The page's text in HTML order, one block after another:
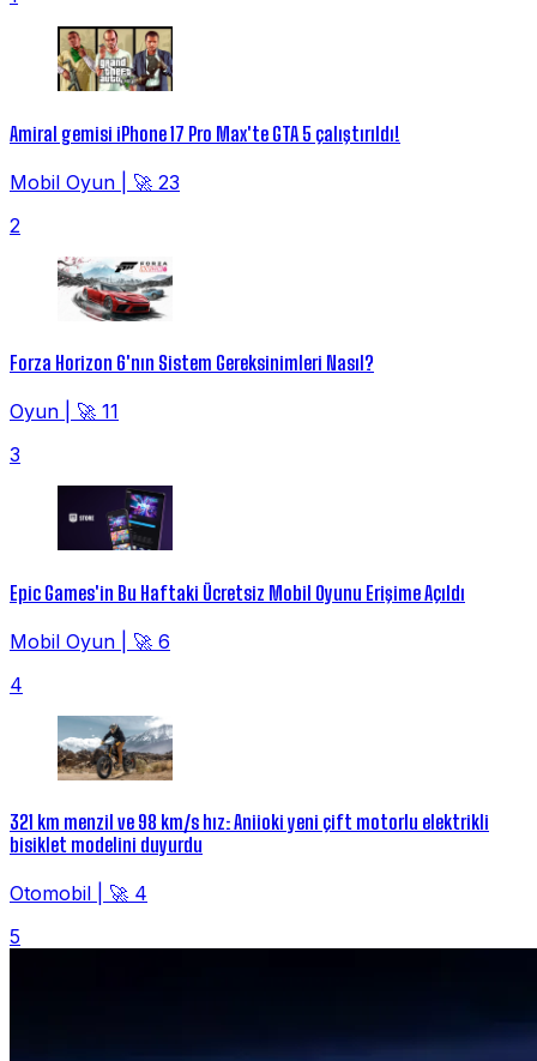
Amiral gemisi iPhone 17 Pro Max'te GTA 5 çalıştırıldı!
Mobil Oyun
🚀 23
2
Forza Horizon 6'nın Sistem Gereksinimleri Nasıl?
Oyun
🚀 11
3
Epic Games'in Bu Haftaki Ücretsiz Mobil Oyunu Erişime Açıldı
Mobil Oyun
🚀 6
4
321 km menzil ve 98 km/s hız: Aniioki yeni çift motorlu elektrikli
bisiklet modelini duyurdu
Otomobil
🚀 4
5